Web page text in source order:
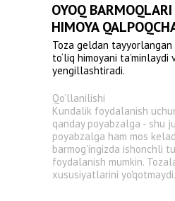
Toza geldan
to‘liq himoyani ta’minlaydi
yengillashtiradi.
Qo‘llanilishi
Kundalik foydalanish
qanday poyabzalga - shu
poyabzalga ham mos
barmog'ingizda ishonchli
foydalanish mumkin.
xususiyatlarini yo'qotmaydi.
OYOQ
HIMOYA